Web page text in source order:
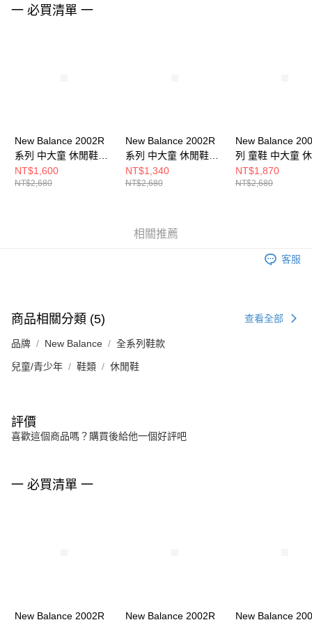
請求用戶進行身份認證。
５．嚴禁一人註冊多個帳號或使用他人資訊註冊。若發現惡意使用之情形，
一 必買清單 一
New Balance 2002R
系列 中大童 休閒鞋
PV2002CC-W
NT$1,600
NT$2,680
New Balance 2002R
系列 中大童 休閒鞋
PV2002KA-W
NT$1,340
NT$2,680
New Balance
列 童鞋 中大童
PV2002U-W
NT$1,870
NT$2,680
相關推薦
客服
商品相關分類 (5) 查看全部
品牌 New Balance 全系列鞋款
兒童/青少年 鞋類 休閒鞋
評價
喜歡這個商品嗎？購買後給他一個好評吧
一 必買清單 一
New Balance 2002R New Balance 2002R New Balance